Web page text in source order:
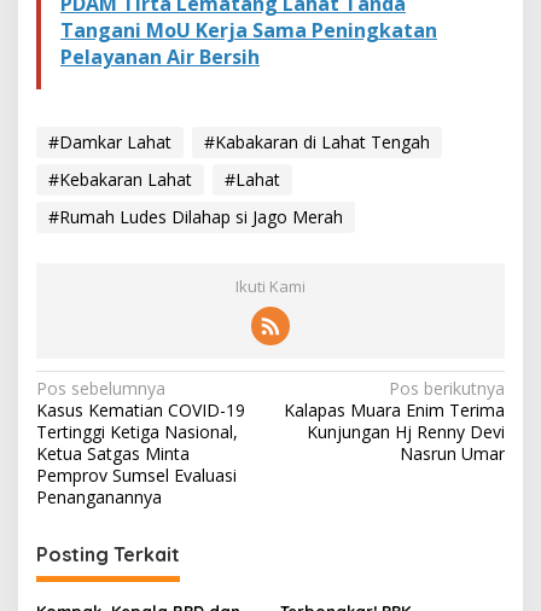
-
l
u
Tangani MoU Kerja Sama Peningkatan
Pelayanan Air Bersih
#Damkar Lahat
#Kabakaran di Lahat Tengah
#Kebakaran Lahat
#Lahat
#Rumah Ludes Dilahap si Jago Merah
Ikuti Kami
N
a
v
i
a
s
Pos sebelumnya
Kasus Kematian COVID-19
Tertinggi Ketiga Nasional,
Ketua Satgas Minta
Pemprov Sumsel Evaluasi
Penanganannya
Pos berikutnya
Kalapas Muara Enim Terima
Kunjungan Hj Renny Devi
Nasrun Umar
Posting Terkait